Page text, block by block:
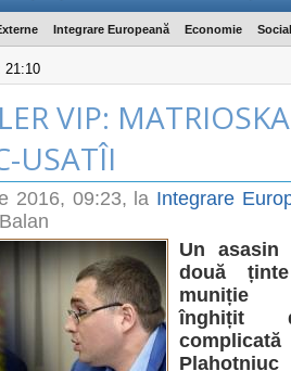
Integrare Europeană Economie Social
21:10
VIP: MATRIOSKA
USATÎI
2016, 09:23, la Integrare
Un
două
muniție
înghițit